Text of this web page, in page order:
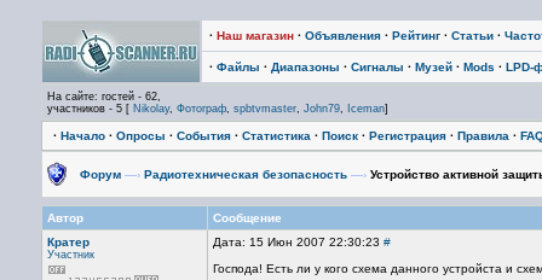
· Наш магазин · Объявления · Рейтинг · Статьи ·
· Файлы · Диапазоны · Сигналы · Музей · Mods · LPD-
На сайте: гостей - 62,
участников - 5 [ Nikolay, Фотограф, spbtvmaster, John79, Iceman]
· Начало · Опросы · События · Статистика · Поиск · Регистрация · Правила ·
Форум —› Радиотехническая безопасность —› Устройство активной
Автор
Сообщение
Кратер
Участник
Дата: 15 Июн 2007 22:30:23 #
Господа! Есть ли у кого схема данного устройста и